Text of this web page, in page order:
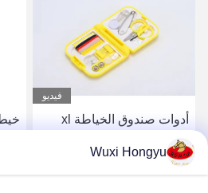
فيديو
أدوات صندوق الخياطة xl
أدوات الخياطة المنزلية
المحمولة أدوات الخياطة
المحمولة الحبة الصغيرة
Wuxi Hongyu